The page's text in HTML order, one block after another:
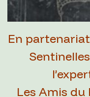
En
Les Amis